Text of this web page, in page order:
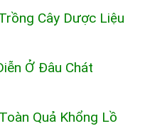
Cây Dược Liệu
Ở Đâu Chát
Quả Khổng Lồ